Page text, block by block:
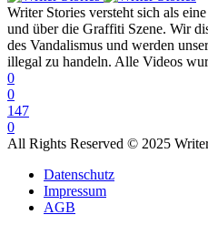
Writer Stories versteht sich als
und über die Graffiti Szene. Wir
des Vandalismus und werden
illegal zu handeln. Alle Videos
0
0
147
0
All Rights Reserved © 2025
Datenschutz
Impressum
AGB